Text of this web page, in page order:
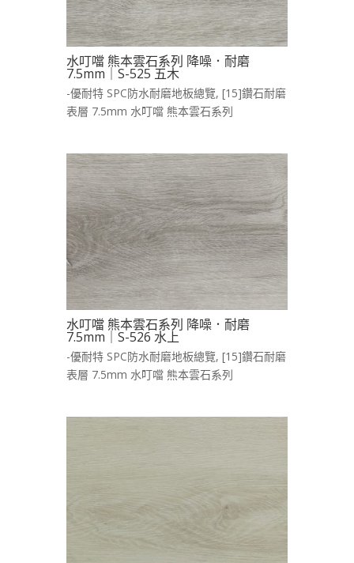
水叮噹 熊本雲石系列 降噪．耐磨
7.5mm｜S-525 五木
-優耐特 SPC防水耐磨地板總覽, [15]鑽石耐磨
表層 7.5mm 水叮噹 熊本雲石系列
水叮噹 熊本雲石系列 降噪．耐磨
7.5mm｜S-526 水上
-優耐特 SPC防水耐磨地板總覽, [15]鑽石耐磨
表層 7.5mm 水叮噹 熊本雲石系列